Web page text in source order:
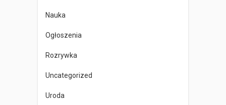
Nauka
Ogłoszenia
Rozrywka
Uncategorized
Uroda